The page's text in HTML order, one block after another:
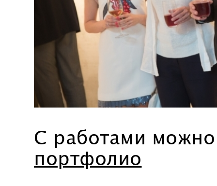
C работами
портфолио